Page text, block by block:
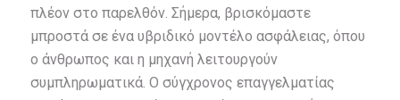
πλέον στο παρελθόν. Σήμερα, βρισκόμαστε
μπροστά σε ένα υβριδικό μοντέλο ασφάλειας, όπου
ο άνθρωπος και η μηχανή λειτουργούν
συμπληρωματικά. Ο σύγχρονος επαγγελματίας